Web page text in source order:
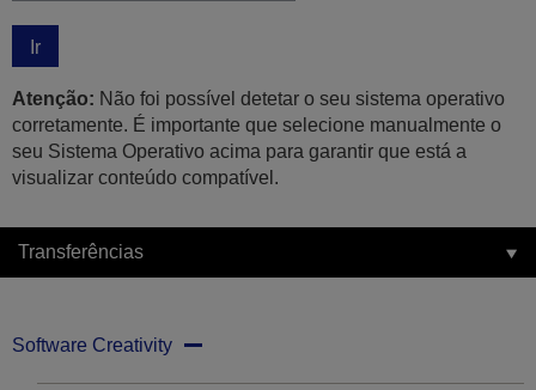
Ir
Atenção: Não foi possível detetar o seu sistema operativo
corretamente. É importante que selecione manualmente o
seu Sistema Operativo acima para garantir que está a
visualizar conteúdo compatível.
Transferências
Software Creativity